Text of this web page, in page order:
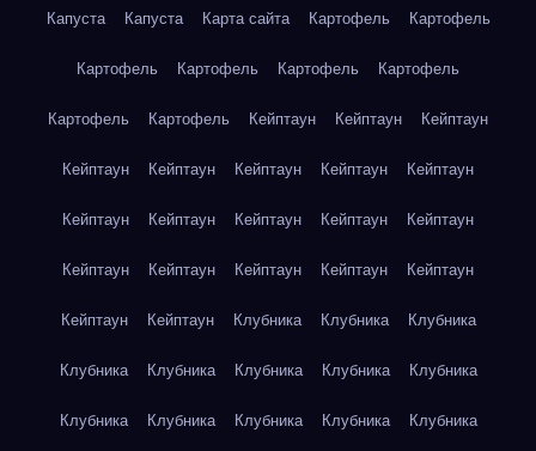
Капуста Капуста Карта сайта Картофель Картофель
Картофель Картофель Картофель Картофель
Картофель Картофель Кейптаун Кейптаун Кейптаун
Кейптаун Кейптаун Кейптаун Кейптаун Кейптаун
Кейптаун Кейптаун Кейптаун Кейптаун Кейптаун
Кейптаун Кейптаун Кейптаун Кейптаун Кейптаун
Кейптаун Кейптаун Клубника Клубника Клубника
Клубника Клубника Клубника Клубника Клубника
Клубника Клубника Клубника Клубника Клубника